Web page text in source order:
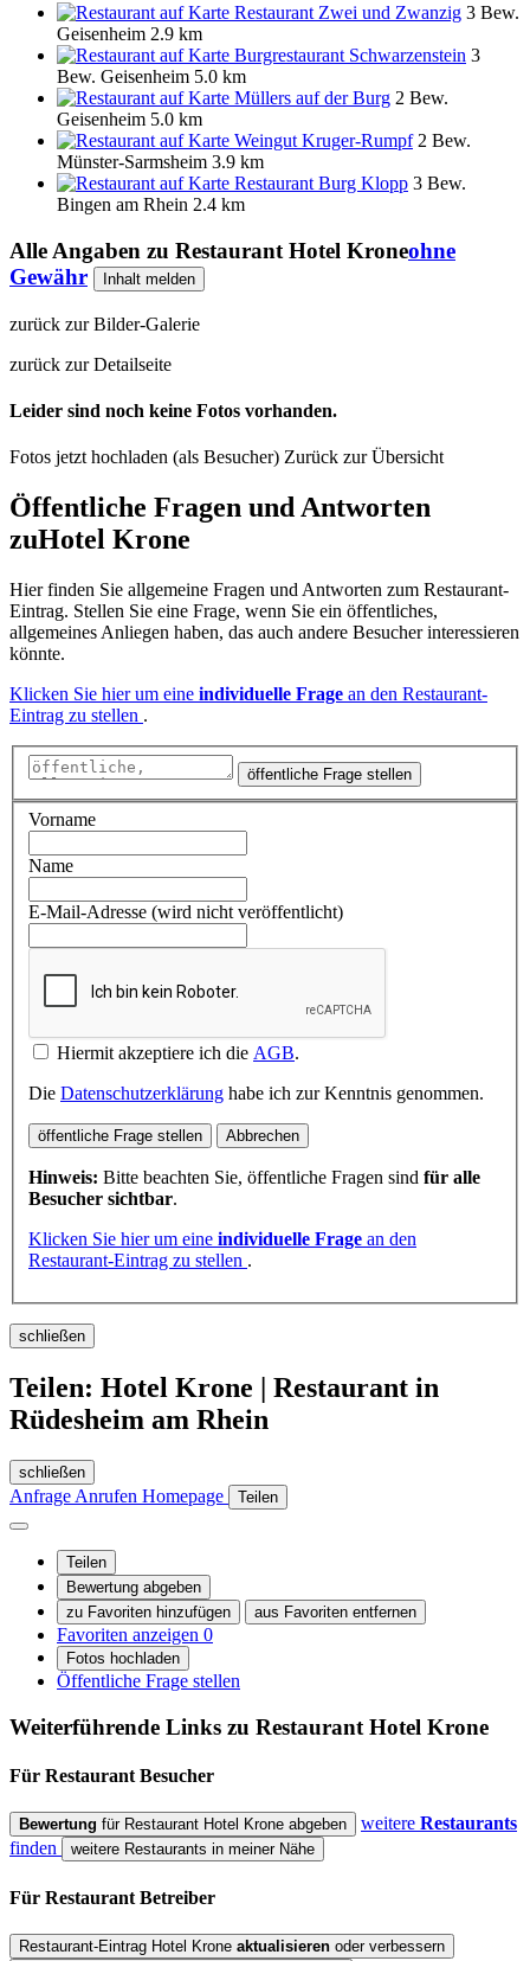
Restaurant Zwei und Zwanzig 3 Bew.
Geisenheim 2.9 km
Burgrestaurant Schwarzenstein 3
Bew. Geisenheim 5.0 km
Müllers auf der Burg 2 Bew.
Geisenheim 5.0 km
Weingut Kruger-Rumpf 2 Bew.
Münster-Sarmsheim 3.9 km
Restaurant Burg Klopp 3 Bew.
Bingen am Rhein 2.4 km
Alle Angaben zu Restaurant Hotel Kroneohne
Gewähr
Inhalt melden
zurück zur Bilder-Galerie
zurück zur Detailseite
Leider sind noch keine Fotos vorhanden.
Fotos jetzt hochladen (als Besucher) Zurück zur Übersicht
Öffentliche Fragen und Antworten
zuHotel Krone
Hier finden Sie allgemeine Fragen und Antworten zum Restaurant-
Eintrag. Stellen Sie eine Frage, wenn Sie ein öffentliches,
allgemeines Anliegen haben, das auch andere Besucher interessieren
könnte.
Klicken Sie hier um eine individuelle Frage an den Restaurant-
Eintrag zu stellen .
öffentliche Frage stellen
Vorname
Name
E-Mail-Adresse (wird nicht veröffentlicht)
Hiermit akzeptiere ich die AGB.
Die Datenschutzerklärung habe ich zur Kenntnis genommen.
öffentliche Frage stellen Abbrechen
Hinweis: Bitte beachten Sie, öffentliche Fragen sind für alle
Besucher sichtbar.
Klicken Sie hier um eine individuelle Frage an den
Restaurant-Eintrag zu stellen .
schließen
Teilen: Hotel Krone | Restaurant in
Rüdesheim am Rhein
schließen
Anfrage Anrufen Homepage Teilen
Teilen
Bewertung abgeben
zu Favoriten hinzufügen
aus Favoriten entfernen
Favoriten anzeigen 0
Fotos hochladen
Öffentliche Frage stellen
Weiterführende Links zu Restaurant Hotel Krone
Für Restaurant Besucher
Bewertung für Restaurant Hotel Krone abgeben weitere Restaurants
finden
weitere Restaurants in meiner Nähe
Für Restaurant Betreiber
Restaurant-Eintrag Hotel Krone aktualisieren oder verbessern